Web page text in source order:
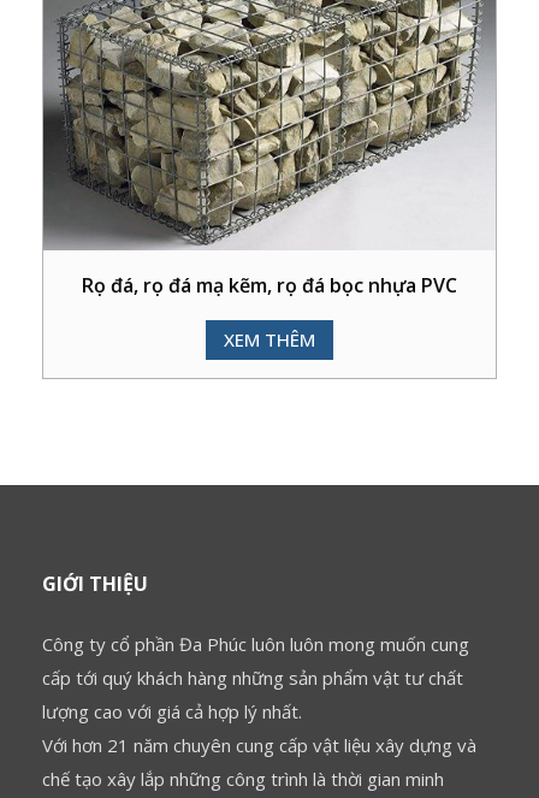
Rọ đá, rọ đá mạ kẽm, rọ đá bọc nhựa PVC
XEM THÊM
GIỚI THIỆU
Công ty cổ phần Đa Phúc luôn luôn mong muốn cung
cấp tới quý khách hàng những sản phẩm vật tư chất
lượng cao với giá cả hợp lý nhất.
Với hơn 21 năm chuyên cung cấp vật liệu xây dựng và
chế tạo xây lắp những công trình là thời gian minh